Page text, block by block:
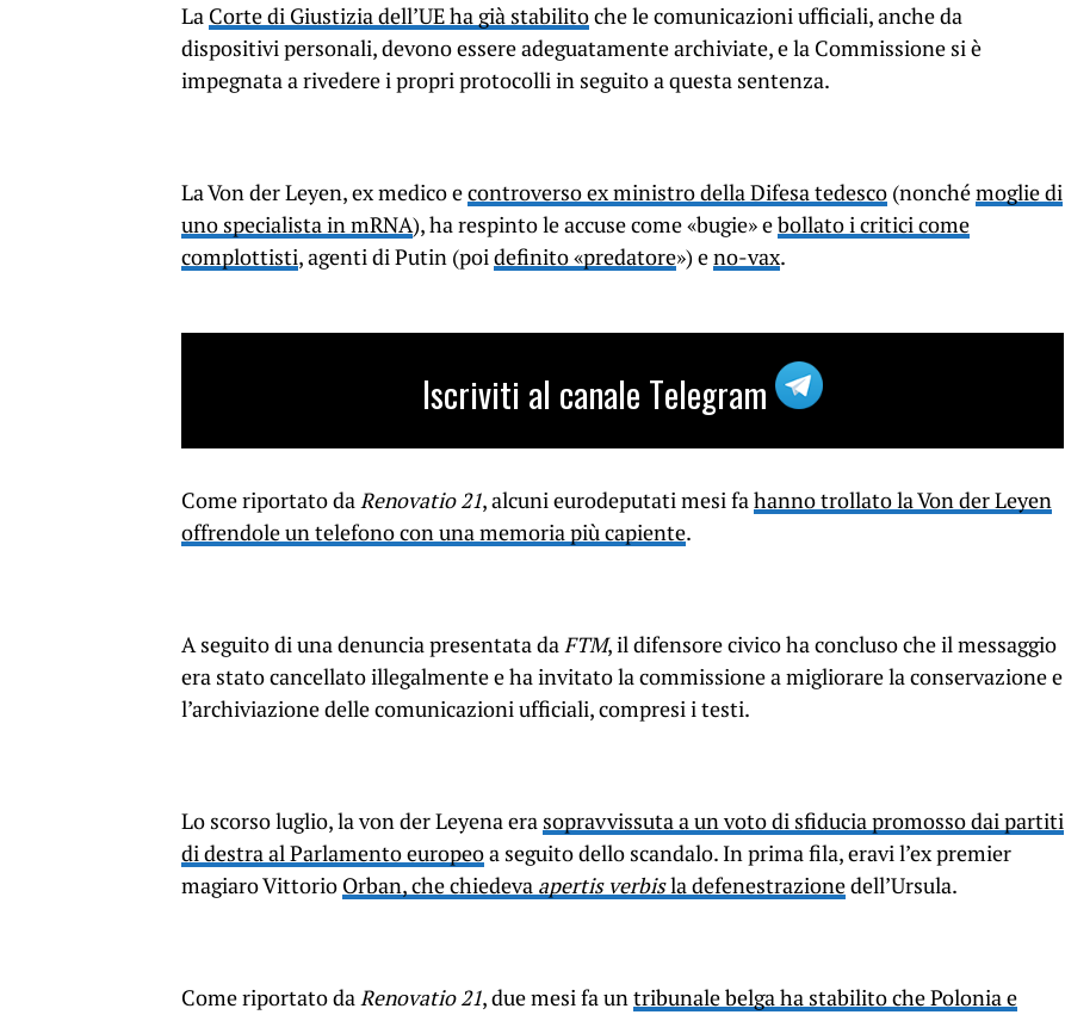
La Corte di Giustizia dell’UE ha già stabilitoche le comunicazioni ufficiali, anche da
dispositivi personali, devono essere adeguatamente archiviate, e la Commissione si è
impegnata a rivedere i propri protocolli in seguito a questa sentenza.
La Von der Leyen, ex medico econtroverso ex ministro della Difesa tedesco (nonchémoglie di
uno specialista in mRNA), ha respinto le accuse come «bugie» ebollato i critici come
complottisti, agenti di Putin (poidefinito «predatore») eno-vax.
Iscriviti al canale Telegram
Come riportato daRenovatio 21, alcuni eurodeputati mesi fahanno trollato la Von der Leyen
offrendole un telefono con una memoria più capiente.
A seguito di una denuncia presentata daFTM, il difensore civico ha concluso che il messaggio
era stato cancellato illegalmente e ha invitato la commissione a migliorare la conservazione e
l’archiviazione delle comunicazioni ufficiali, compresi i testi.
Lo scorso luglio, la von der Leyena era sopravvissuta a un voto di sfiducia promosso dai partiti
di destra al Parlamento europeoa seguito dello scandalo. In prima fila, eravi l’ex premier
magiaro Vittorio Orban, che chiedeva apertis verbisla defenestrazionedell’Ursula.
Come riportato daRenovatio 21, due mesi fa untribunale belga ha stabilito che Polonia e